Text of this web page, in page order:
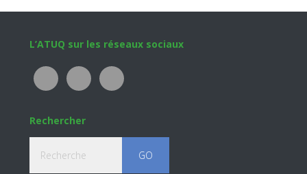
Footer
L’ATUQ sur les réseaux sociaux
Rechercher